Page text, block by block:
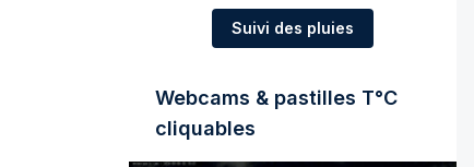
Suivi des pluies
Webcams & pastilles T°C
cliquables